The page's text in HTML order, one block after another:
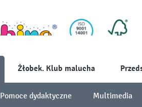
Żłobek. Klub malucha
Pomoce dydaktyczne Multimedia